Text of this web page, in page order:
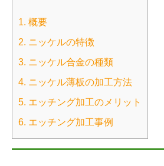
1. 概要
2. ニッケルの特徴
3. ニッケル合金の種類
4. ニッケル薄板の加工方法
5. エッチング加工のメリット
6. エッチング加工事例